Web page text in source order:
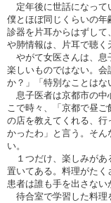
定年後に世話になって
僕とほぼ同じくらいの
診器を片耳からはずし
や肺情報は、片耳で聴く
やがて女医さんは、息
楽しいものではない。
か？」「特別なことはな
息子医者は京都市の中
こで時々、「京都で昼
の店を教えてくれる、行
かったわ」と言う。そ
い。
１つだけ、楽しみがあ
置いてある。料理がた
患者は誰も手を出さない
待合室で学習した料理